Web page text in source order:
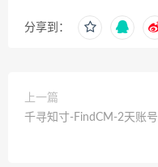
分享到：
上一篇
千寻知寸-FindCM-2天账号